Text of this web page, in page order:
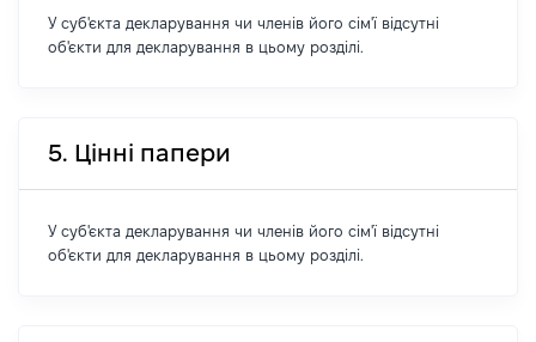
У суб'єкта декларування чи членів його сім'ї відсутні
об'єкти для декларування в цьому розділі.
5. Цінні папери
У суб'єкта декларування чи членів його сім'ї відсутні
об'єкти для декларування в цьому розділі.